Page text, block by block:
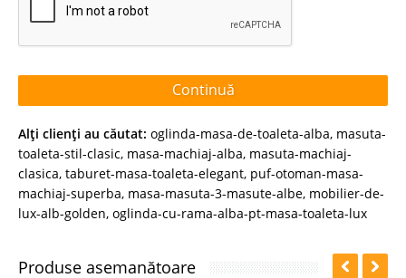
Continuă
Alţi clienţi au căutat: oglinda-masa-de-toaleta-alba, masuta-
toaleta-stil-clasic, masa-machiaj-alba, masuta-machiaj-
clasica, taburet-masa-toaleta-elegant, puf-otoman-masa-
machiaj-superba, masa-masuta-3-masute-albe, mobilier-de-
lux-alb-golden, oglinda-cu-rama-alba-pt-masa-toaleta-lux
Produse asemanătoare